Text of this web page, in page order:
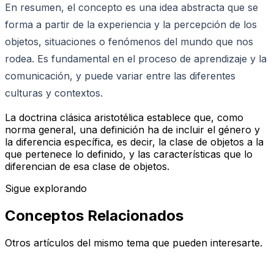
En resumen, el concepto es una idea abstracta que se
forma a partir de la experiencia y la percepción de los
objetos, situaciones o fenómenos del mundo que nos
rodea. Es fundamental en el proceso de aprendizaje y la
comunicación, y puede variar entre las diferentes
culturas y contextos.
La doctrina clásica aristotélica establece que, como
norma general, una definición ha de incluir el género y
la diferencia específica, es decir, la clase de objetos a la
que pertenece lo definido, y las características que lo
diferencian de esa clase de objetos.
Sigue explorando
Conceptos Relacionados
Otros artículos del mismo tema que pueden interesarte.